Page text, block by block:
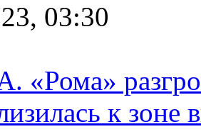
03:30
«Рома»
к зоне